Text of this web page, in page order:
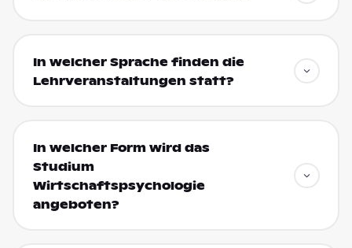
In welcher Sprache finden die
Lehrveranstaltungen statt?
In welcher Form wird das
Studium
Wirtschaftspsychologie
angeboten?